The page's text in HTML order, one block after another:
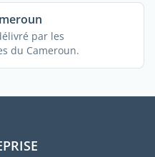
par les
du Cameroun.